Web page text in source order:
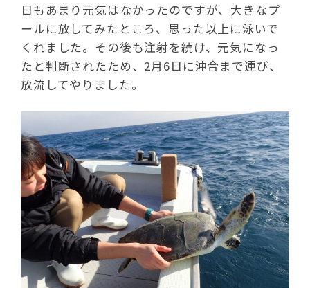
日もあまり元気はなかったのですが、大きなプ
ールに放してみたところ、思った以上に泳いで
くれました。その後も注射を続け、元気になっ
たと判断されたため、2月6日に沖合まで運び、
放流してやりました。